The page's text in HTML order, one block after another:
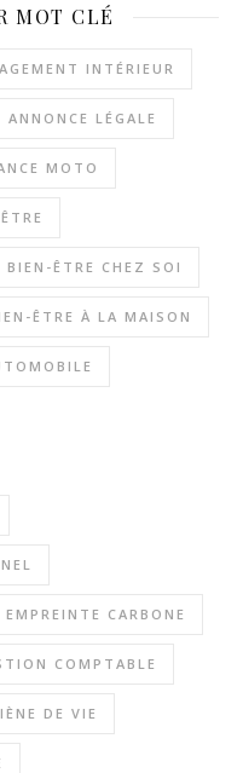
MOT CLÉ
INTÉRIEUR
ANNONCE LÉGALE
MOTO
BIEN-ÊTRE CHEZ SOI
ÊTRE À LA MAISON
EMPREINTE CARBONE
COMPTABLE
DE VIE